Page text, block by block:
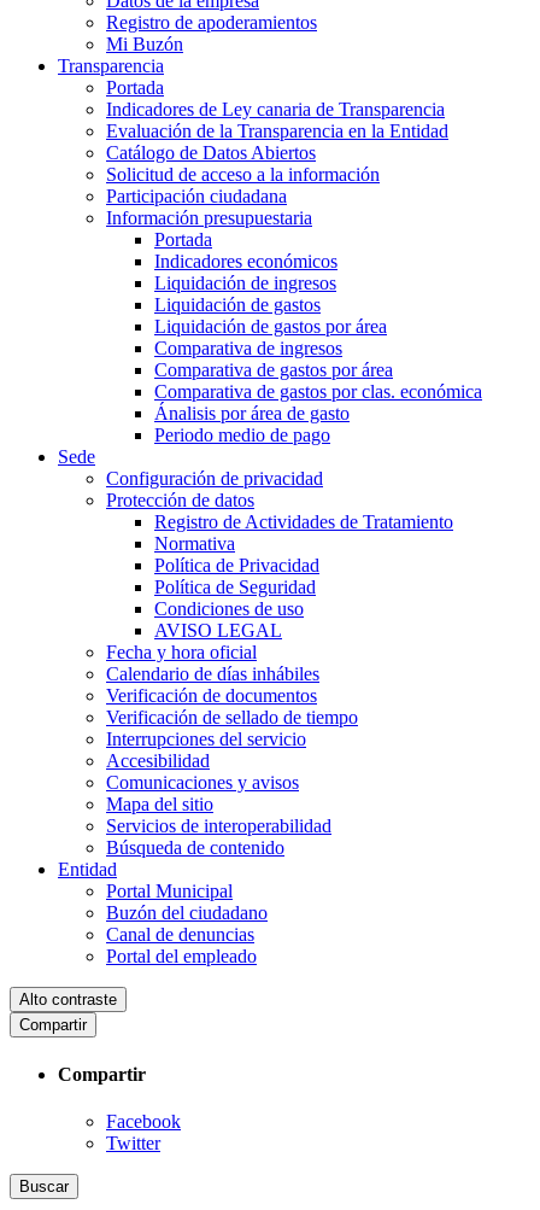
Registro de apoderamientos
Mi Buzón
Transparencia
Portada
Indicadores de Ley canaria de Transparencia
Evaluación de la Transparencia en la Entidad
Catálogo de Datos Abiertos
Solicitud de acceso a la información
Participación ciudadana
Información presupuestaria
Portada
Indicadores económicos
Liquidación de ingresos
Liquidación de gastos
Liquidación de gastos por área
Comparativa de ingresos
Comparativa de gastos por área
Comparativa de gastos por clas. económica
Ánalisis por área de gasto
Periodo medio de pago
Sede
Configuración de privacidad
Protección de datos
Registro de Actividades de Tratamiento
Normativa
Política de Privacidad
Política de Seguridad
Condiciones de uso
AVISO LEGAL
Fecha y hora oficial
Calendario de días inhábiles
Verificación de documentos
Verificación de sellado de tiempo
Interrupciones del servicio
Accesibilidad
Comunicaciones y avisos
Mapa del sitio
Servicios de interoperabilidad
Búsqueda de contenido
Entidad
Portal Municipal
Buzón del ciudadano
Canal de denuncias
Portal del empleado
Alto contraste
Compartir
Compartir
Facebook
Twitter
Buscar